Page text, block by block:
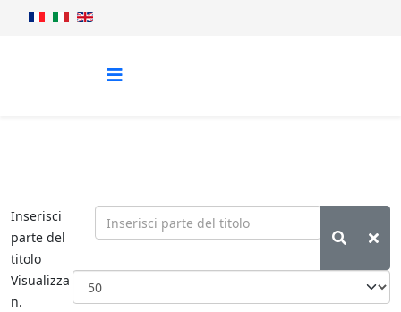
Inserisci
parte del
titolo
Visualizza
n.